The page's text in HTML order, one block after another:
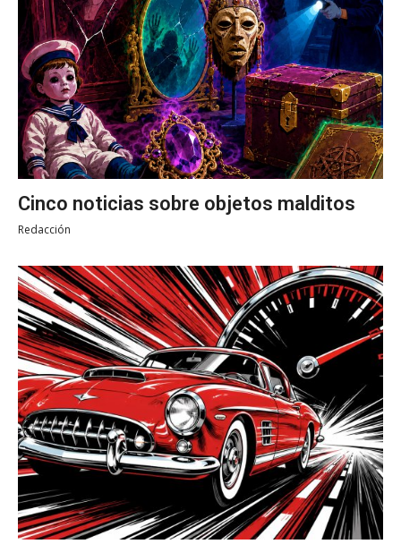
Cinco noticias sobre objetos malditos
Redacción